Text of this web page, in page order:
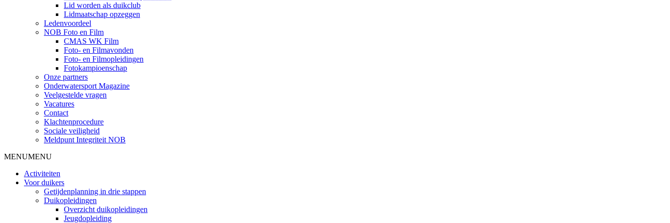
Lid worden als duikclub
Lidmaatschap opzeggen
Ledenvoordeel
NOB Foto en Film
CMAS WK Film
Foto- en Filmavonden
Foto- en Filmopleidingen
Fotokampioenschap
Onze partners
Onderwatersport Magazine
Veelgestelde vragen
Vacatures
Contact
Klachtenprocedure
Sociale veiligheid
Meldpunt Integriteit NOB
MENUMENU
Activiteiten
Voor duikers
Getijdenplanning in drie stappen
Duikopleidingen
Overzicht duikopleidingen
Jeugdopleiding